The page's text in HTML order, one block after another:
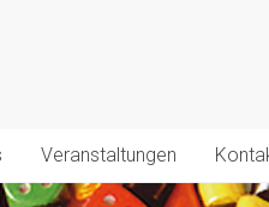
Veranstaltungen